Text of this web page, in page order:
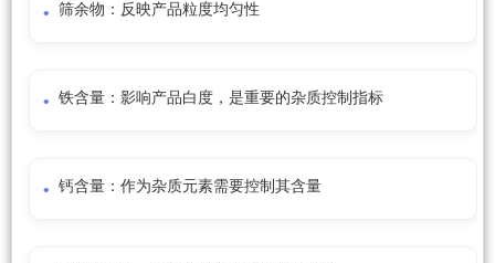
筛余物：反映产品粒度均匀性
铁含量：影响产品白度，是重要的杂质控制指标
钙含量：作为杂质元素需要控制其含量